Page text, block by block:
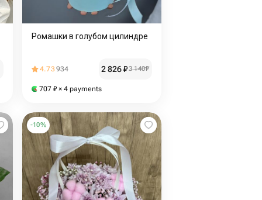
Ромашки в голубом цилиндре
4.73934 2 826₽3 140₽
707 ₽ × 4 payments
-10%